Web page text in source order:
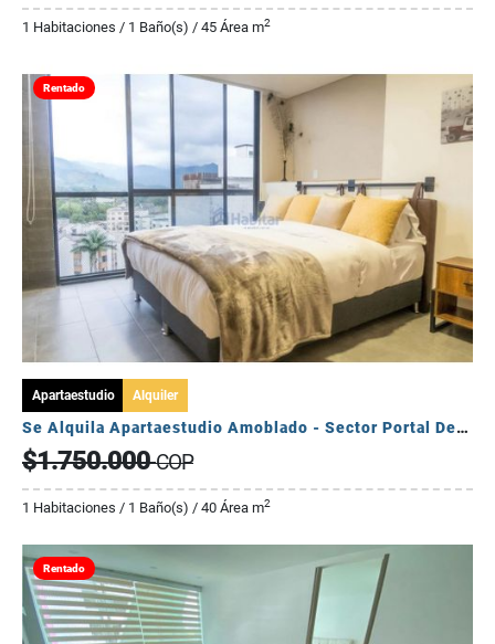
1 Habitaciones / 1 Baño(s) / 45 Área m2
Rentado
Apartaestudio Alquiler
Se Alquila Apartaestudio Amoblado - Sector Portal Del Quindío
$1.750.000COP
1 Habitaciones / 1 Baño(s) / 40 Área m2
Rentado